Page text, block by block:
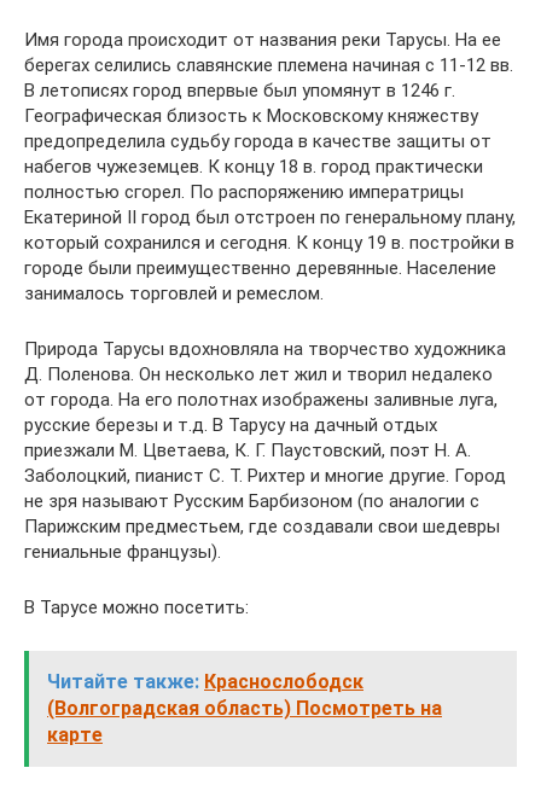
Имя города происходит от названия реки Тарусы. На ее
берегах селились славянские племена начиная с 11-12 вв.
В летописях город впервые был упомянут в 1246 г.
Географическая близость к Московскому княжеству
предопределила судьбу города в качестве защиты от
набегов чужеземцев. К концу 18 в. город практически
полностью сгорел. По распоряжению императрицы
Екатериной II город был отстроен по генеральному плану,
который сохранился и сегодня. К концу 19 в. постройки в
городе были преимущественно деревянные. Население
занималось торговлей и ремеслом.
Природа Тарусы вдохновляла на творчество художника
Д. Поленова. Он несколько лет жил и творил недалеко
от города. На его полотнах изображены заливные луга,
русские березы и т.д. В Тарусу на дачный отдых
приезжали М. Цветаева, К. Г. Паустовский, поэт Н. А.
Заболоцкий, пианист С. Т. Рихтер и многие другие. Город
не зря называют Русским Барбизоном (по аналогии с
Парижским предместьем, где создавали свои шедевры
гениальные французы).
В Тарусе можно посетить:
Читайте также: Краснослободск
(Волгоградская область) Посмотреть на
карте